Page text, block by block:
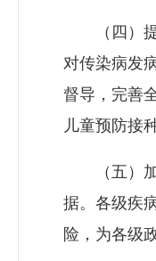
（四）提
对传染病发
督导，完善
儿童预防接
（五）加
据。各级疾
险，为各级